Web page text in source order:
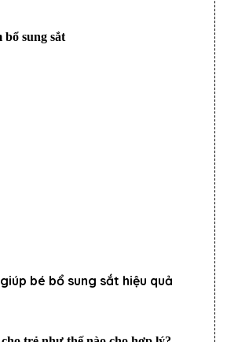
bé bổ sung sắt hiệu quả